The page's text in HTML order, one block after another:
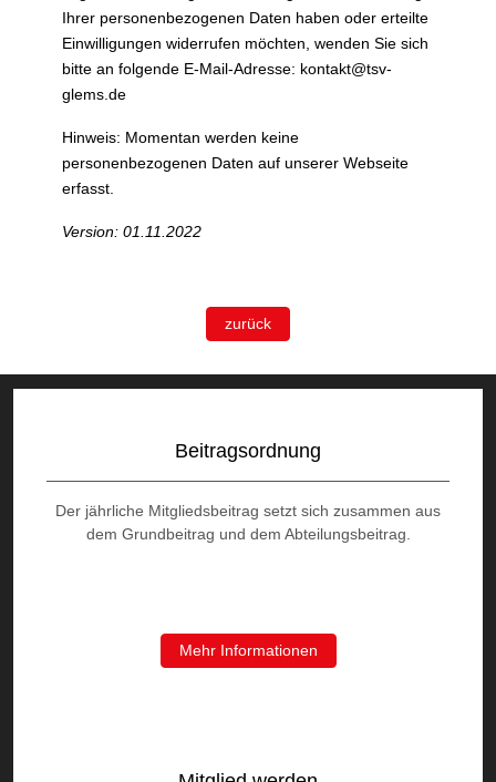
Ihrer personenbezogenen Daten haben oder erteilte
Einwilligungen widerrufen möchten, wenden Sie sich
bitte an folgende E-Mail-Adresse: kontakt@tsv-
glems.de
Hinweis: Momentan werden keine
personenbezogenen Daten auf unserer Webseite
erfasst.
Version: 01.11.2022
zurück
Beitragsordnung
Der jährliche Mitgliedsbeitrag setzt sich zusammen aus
dem Grundbeitrag und dem Abteilungsbeitrag.
Mehr Informationen